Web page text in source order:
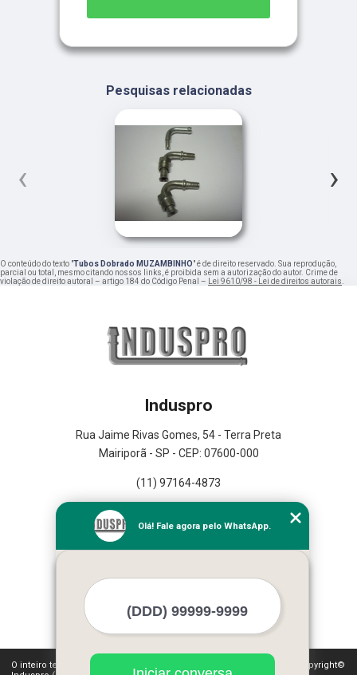
Pesquisas relacionadas
‹ ›
O conteúdo do texto "Tubos Dobrado MUZAMBINHO" é de direito reservado. Sua reprodução,
parcial ou total, mesmo citando nossos links, é proibida sem a autorização do autor. Crime de
violação de direito autoral – artigo 184 do Código Penal – Lei 9610/98 - Lei de direitos autorais.
Induspro
Rua Jaime Rivas Gomes, 54 - Terra Preta
Mairiporã - SP - CEP: 07600-000
(11) 97164-4873
Empresa
Missão
Mapa do site
Mais Serviços
O inteiro teor deste site está sujeito à proteção de direitos autorais. Copyright©
Olá! Fale agora pelo WhatsApp.